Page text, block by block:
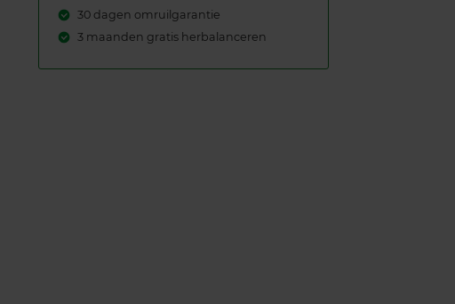
30 dagen omruilgarantie
3 maanden gratis herbalanceren